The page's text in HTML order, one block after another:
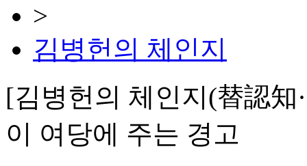
>
김병헌의 체인지
[김병헌의 체인지(替認知
이 여당에 주는 경고